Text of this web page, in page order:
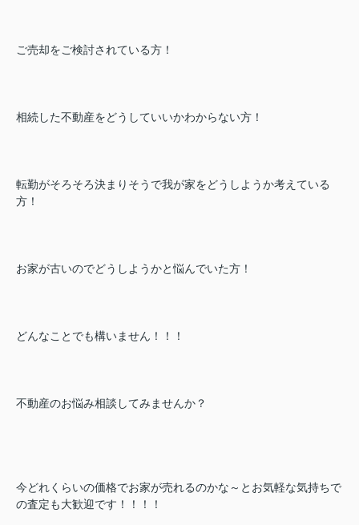
ご売却をご検討されている方！
相続した不動産をどうしていいかわからない方！
転勤がそろそろ決まりそうで我が家をどうしようか考えている
方！
お家が古いのでどうしようかと悩んでいた方！
どんなことでも構いません！！！
不動産のお悩み相談してみませんか？
今どれくらいの価格でお家が売れるのかな～とお気軽な気持ちで
の査定も大歓迎です！！！！